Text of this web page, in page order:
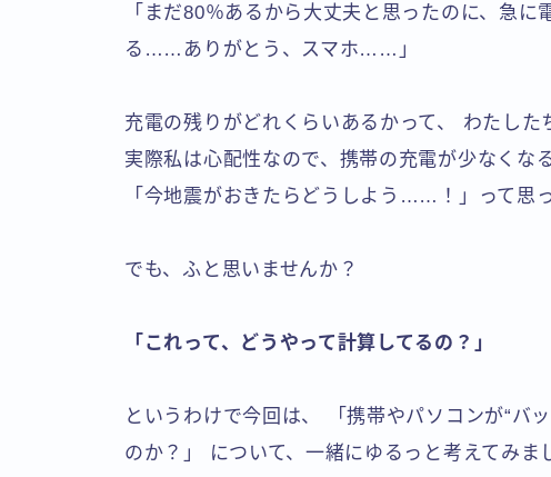
「まだ80％あるから大丈夫と思ったのに、急
る……ありがとう、スマホ……」
充電の残りがどれくらいあるかって、 わたした
実際私は心配性なので、携帯の充電が少なくな
「今地震がおきたらどうしよう……！」って思っ
でも、ふと思いませんか？
「これって、どうやって計算してるの？」
というわけで今回は、 「携帯やパソコンが“バ
のか？」 について、一緒にゆるっと考えてみま